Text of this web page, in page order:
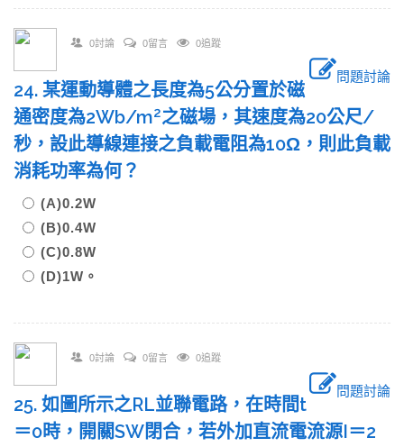
0討論 0留言 0追蹤
問題討論
24. 某運動導體之長度為5公分置於磁
通密度為2Wb/m2之磁場，其速度為20公尺/
秒，設此導線連接之負載電阻為10Ω，則此負載
消耗功率為何？
(A)0.2W
(B)0.4W
(C)0.8W
(D)1W。
0討論 0留言 0追蹤
問題討論
25. 如圖所示之RL並聯電路，在時間t
＝0時，開關SW閉合，若外加直流電流源I＝2